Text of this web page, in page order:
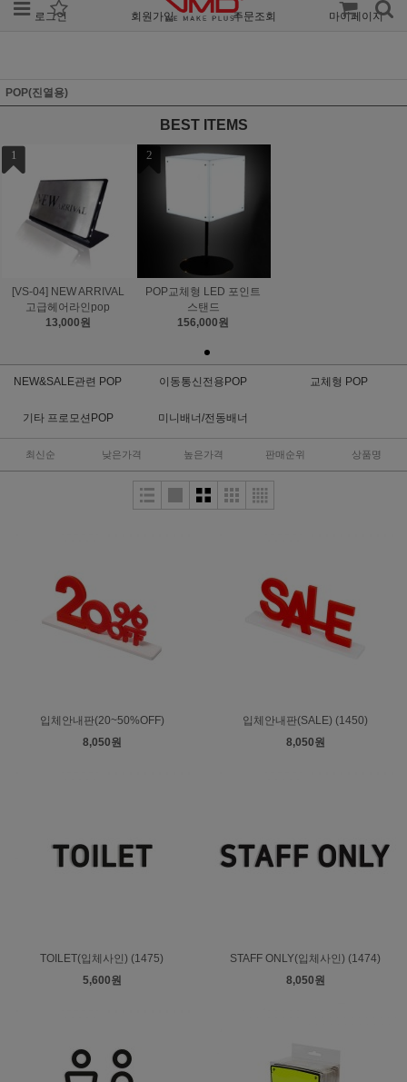
로그인 회원가입 주문조회 마이페이지
POP(진열용)
BEST ITEMS
1
[VS-04] NEW ARRIVAL
고급헤어라인pop
13,000원
2
POP교체형 LED 포인트
스탠드
156,000원
NEW&SALE관련 POP 이동통신전용POP 교체형 POP
기타 프로모션POP 미니배너/전동배너
최신순 낮은가격 높은가격 판매순위 상품명
입체안내판(20~50%OFF)
8,050원
입체안내판(SALE) (1450)
8,050원
TOILET(입체사인) (1475)
5,600원
STAFF ONLY(입체사인) (1474)
8,050원